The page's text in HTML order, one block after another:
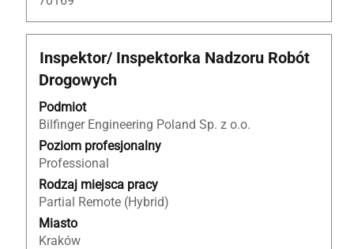
Tytuł
Inspektor/ Inspektorka Nadzoru Robót
Drogowych
Podmiot
Bilfinger Engineering Poland Sp. z o.o.
Poziom profesjonalny
Professional
Rodzaj miejsca pracy
Partial Remote (Hybrid)
Miasto
Kraków
Zaznacz
za
pomocą
spacji,
aby
wyświetlić
pełną
treść
danych
oferty
pracy.